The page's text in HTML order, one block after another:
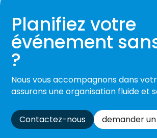
Planifiez votre
événement
?
Nous vous accompagnons dans
assurons une organisation fluide et
Contactez-nous demander